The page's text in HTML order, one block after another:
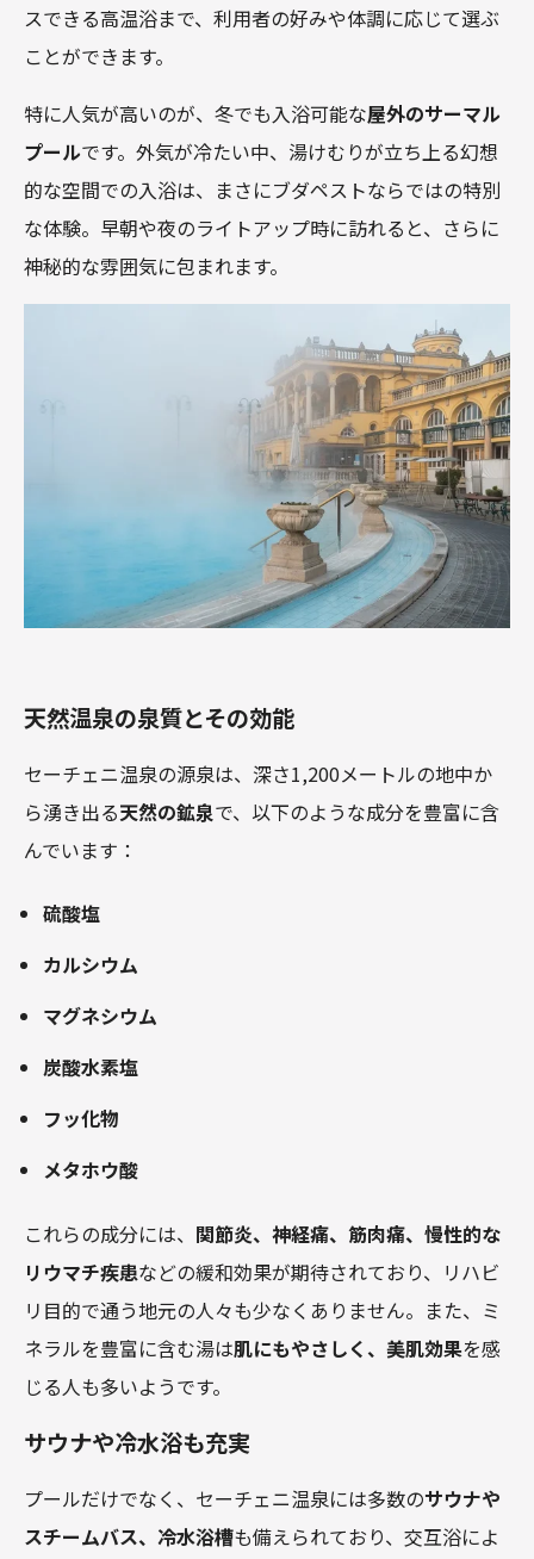
スできる高温浴まで、利用者の好みや体調に応じて選ぶ
ことができます。
特に人気が高いのが、冬でも入浴可能な屋外のサーマル
プールです。外気が冷たい中、湯けむりが立ち上る幻想
的な空間での入浴は、まさにブダペストならではの特別
な体験。早朝や夜のライトアップ時に訪れると、さらに
神秘的な雰囲気に包まれます。
天然温泉の泉質とその効能
セーチェニ温泉の源泉は、深さ1,200メートルの地中か
ら湧き出る天然の鉱泉で、以下のような成分を豊富に含
んでいます：
硫酸塩
カルシウム
マグネシウム
炭酸水素塩
フッ化物
メタホウ酸
これらの成分には、 関節炎、神経痛、筋肉痛、慢性的な
リウマチ疾患などの緩和効果が期待されており、リハビ
リ目的で通う地元の人々も少なくありません。また、ミ
ネラルを豊富に含む湯は肌にもやさしく、美肌効果を感
じる人も多いようです。
サウナや冷水浴も充実
プールだけでなく、セーチェニ温泉には多数のサウナや
スチームバス、冷水浴槽も備えられており、交互浴によ